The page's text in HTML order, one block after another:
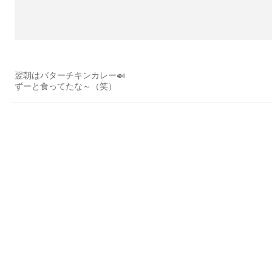
翌朝はバターチキンカレー🍛
ずーと食ってたな～（笑）